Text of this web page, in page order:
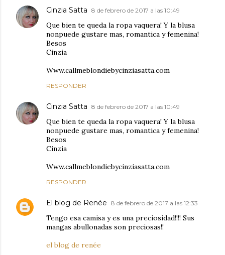
Cinzia Satta 8 de febrero de 2017 a las 10:49
Que bien te queda la ropa vaquera! Y la blusa
nonpuede gustare mas, romantica y femenina!
Besos
Cinzia
Www.callmeblondiebycinziasatta.com
RESPONDER
Cinzia Satta 8 de febrero de 2017 a las 10:49
Que bien te queda la ropa vaquera! Y la blusa
nonpuede gustare mas, romantica y femenina!
Besos
Cinzia
Www.callmeblondiebycinziasatta.com
RESPONDER
El blog de Renée 8 de febrero de 2017 a las 12:33
Tengo esa camisa y es una preciosidad!!!! Sus
mangas abullonadas son preciosas!!
el blog de renée